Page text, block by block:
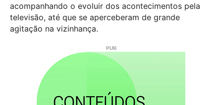
acompanhando o evoluir dos acontecimentos pela
televisão, até que se aperceberam de grande
agitação na vizinhança.